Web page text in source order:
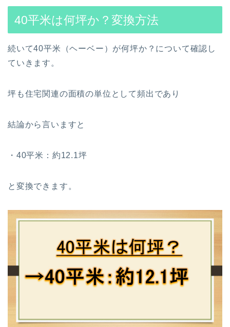
40平米は何坪か？変換方法
続いて40平米（ヘーベー）が何坪か？について確認し
ていきます。
坪も住宅関連の面積の単位として頻出であり
結論から言いますと
・40平米：約12.1坪
と変換できます。